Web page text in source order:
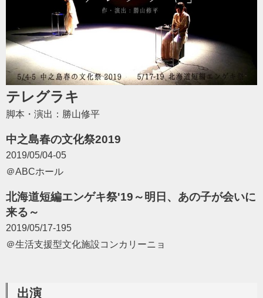
テレグラキ
脚本・演出：勝山修平
中之島春の文化祭2019
2019/05/04-05
＠ABCホール
北海道短編エンゲキ祭'19～明日、あの子が会いに
来る～
2019/05/17-195
＠生活支援型文化施設コンカリーニョ
出演